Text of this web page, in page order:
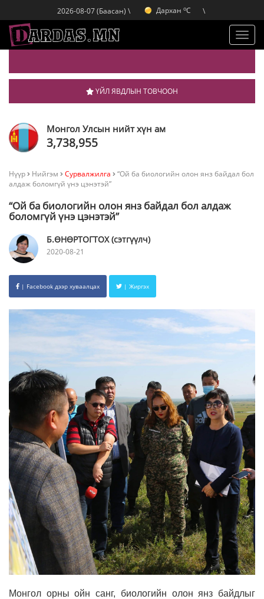
2026-08-07 (Баасан) \ Дархан oC
Эрдэнэт C
\
ҮЙЛ ЯВДЛЫН ТОВЧООН
Монгол Улсын нийт хүн ам
3,738,955
Нүүр Нийгэм Сурвалжилга
“Ой ба биологийн олон янз байдал бол
алдаж боломгүй үнэ цэнэтэй”
“Ой ба биологийн олон янз байдал бол алдаж
боломгүй үнэ цэнэтэй”
Б.ӨНӨРТОГТОХ (сэтгүүлч)
2020-08-21
| Facebook дээр хуваалцах | Жиргэх
Монгол орны ойн санг, биологийн олон янз байдлыг